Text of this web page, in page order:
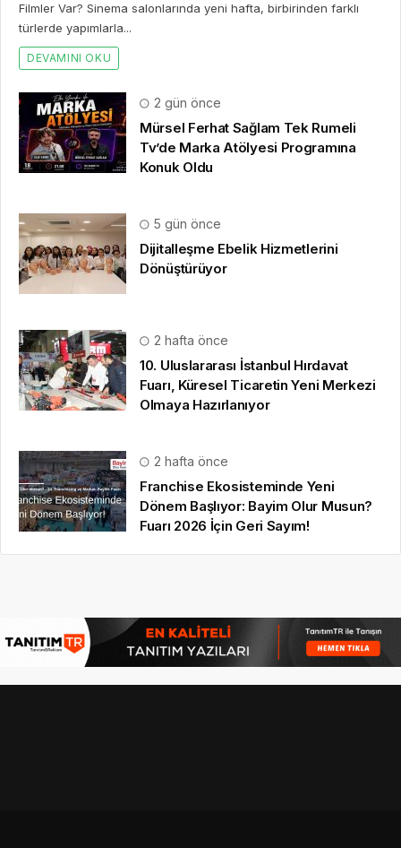
Filmler Var? Sinema salonlarında yeni hafta, birbirinden farklı
türlerde yapımlarla...
DEVAMINI OKU
2 gün önce
Mürsel Ferhat Sağlam Tek Rumeli
Tv’de Marka Atölyesi Programına
Konuk Oldu
5 gün önce
Dijitalleşme Ebelik Hizmetlerini
Dönüştürüyor
2 hafta önce
10. Uluslararası İstanbul Hırdavat
Fuarı, Küresel Ticaretin Yeni Merkezi
Olmaya Hazırlanıyor
2 hafta önce
Franchise Ekosisteminde Yeni
Dönem Başlıyor: Bayim Olur Musun?
Fuarı 2026 İçin Geri Sayım!